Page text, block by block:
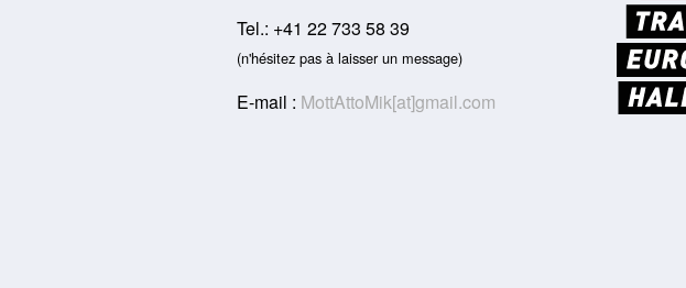
Tel.: +41 22 733 58 39
(n'hésitez pas à laisser un message)
E-mail : MottAttoMik[at]gmail.com